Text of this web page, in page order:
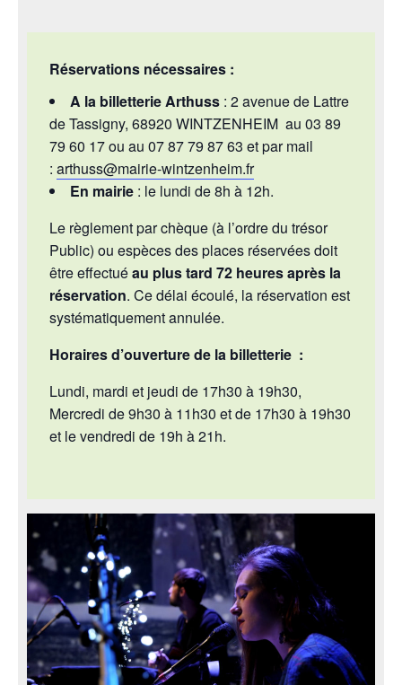
Réservations nécessaires :
A la billetterie Arthuss : 2 avenue de Lattre
de Tassigny, 68920 WINTZENHEIM au 03 89
79 60 17 ou au 07 87 79 87 63 et par mail
: arthuss@mairie-wintzenheim.fr
En mairie : le lundi de 8h à 12h.
Le règlement par chèque (à l’ordre du trésor
Public) ou espèces des places réservées doit
être effectuéau plus tard 72 heures après la
réservation. Ce délai écoulé, la réservation est
systématiquement annulée.
Horaires d’ouverture de la billetterie :
Lundi, mardi et jeudi de 17h30 à 19h30,
Mercredi de 9h30 à 11h30 et de 17h30 à 19h30
et le vendredi de 19h à 21h.